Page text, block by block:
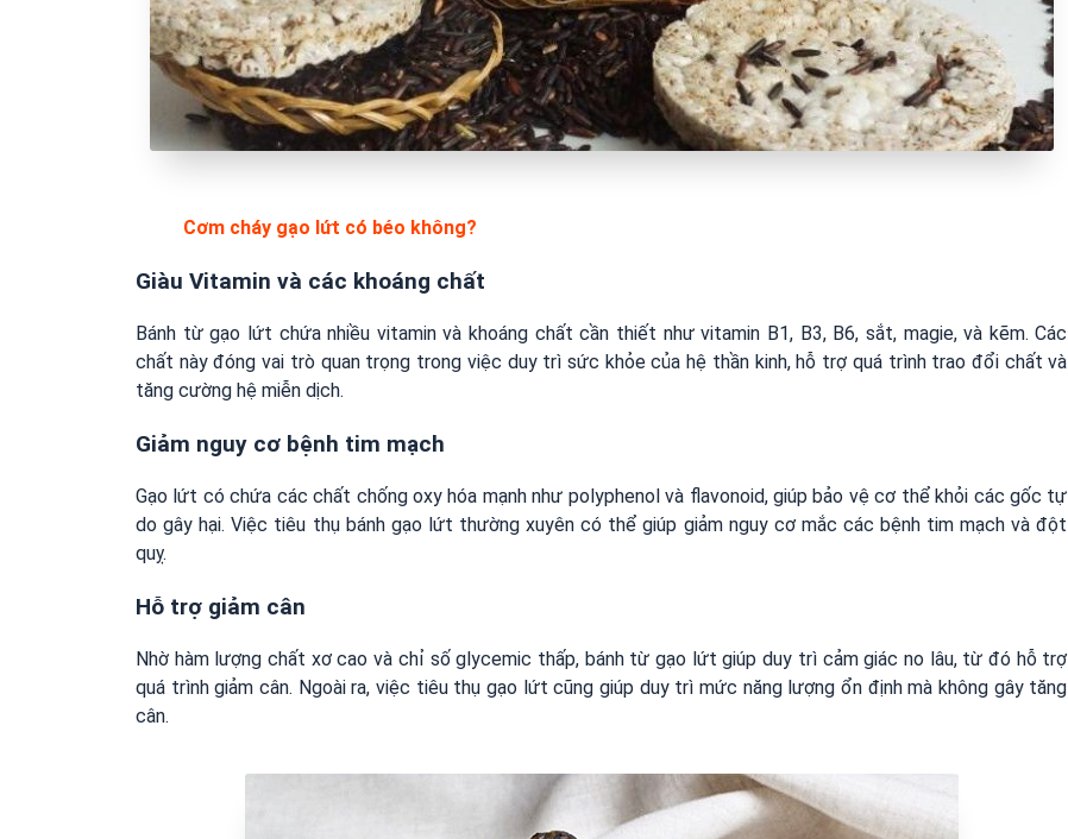
Cơm cháy gạo lứt có béo không?
Giàu Vitamin và các khoáng chất
Bánh từ gạo lứt chứa nhiều vitamin và khoáng chất cần thiết như vitamin B1, B3, B6, sắt, magie, và kẽm. Các
chất này đóng vai trò quan trọng trong việc duy trì sức khỏe của hệ thần kinh, hỗ trợ quá trình trao đổi chất và
tăng cường hệ miễn dịch.
Giảm nguy cơ bệnh tim mạch
Gạo lứt có chứa các chất chống oxy hóa mạnh như polyphenol và flavonoid, giúp bảo vệ cơ thể khỏi các gốc tự
do gây hại. Việc tiêu thụ bánh gạo lứt thường xuyên có thể giúp giảm nguy cơ mắc các bệnh tim mạch và đột
quỵ.
Hỗ trợ giảm cân
Nhờ hàm lượng chất xơ cao và chỉ số glycemic thấp, bánh từ gạo lứt giúp duy trì cảm giác no lâu, từ đó hỗ trợ
quá trình giảm cân. Ngoài ra, việc tiêu thụ gạo lứt cũng giúp duy trì mức năng lượng ổn định mà không gây tăng
cân.